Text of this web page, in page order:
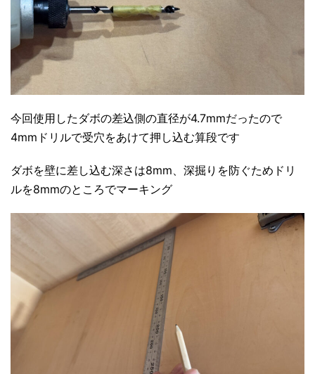
今回使用したダボの差込側の直径が4.7mmだったので
4mmドリルで受穴をあけて押し込む算段です
ダボを壁に差し込む深さは8mm、深掘りを防ぐためドリ
ルを8mmのところでマーキング